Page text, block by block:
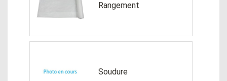
Rangement
Soudure